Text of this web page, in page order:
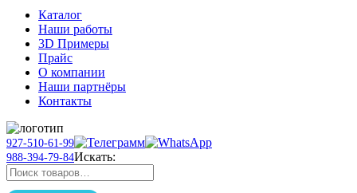
Каталог
Наши работы
3D Примеры
Прайс
О компании
Наши партнёры
Контакты
927-510-61-99
988-394-79-84Искать: